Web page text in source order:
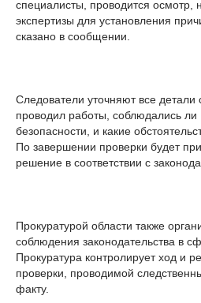
специалисты, проводится
экспертизы для установления
сказано в сообщении.
Следователи уточняют все детали
проводил работы, соблюдались ли
безопасности, и какие
По завершении проверки будет
решение в соответствии с
Прокуратурой области также
соблюдения законодательства в
Прокуратура контролирует ход и
проверки, проводимой
факту.